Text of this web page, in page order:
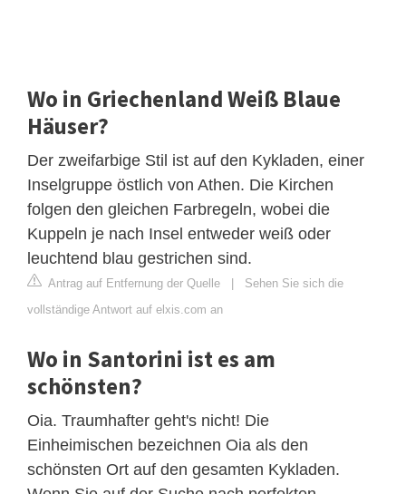
Wo in Griechenland Weiß Blaue
Häuser?
Der zweifarbige Stil ist auf den Kykladen, einer
Inselgruppe östlich von Athen. Die Kirchen
folgen den gleichen Farbregeln, wobei die
Kuppeln je nach Insel entweder weiß oder
leuchtend blau gestrichen sind.
Antrag auf Entfernung der Quelle
Sehen Sie sich die
vollständige Antwort auf elxis.com an
Wo in Santorini ist es am
schönsten?
Oia. Traumhafter geht's nicht! Die
Einheimischen bezeichnen Oia als den
schönsten Ort auf den gesamten Kykladen.